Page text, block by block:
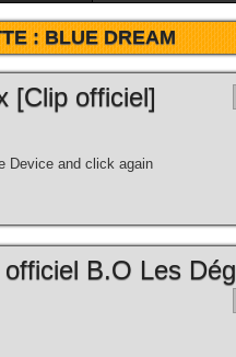
:BLUE DREAM
[Clip officiel]
Device and click again
officiel B.O Les